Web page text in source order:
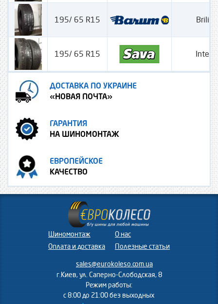
195/ 65 R15
195/ 65 R15
ДОСТАВКА ПО УКРАИНЕ
«НОВАЯ ПОЧТА»
ГАРАНТИЯ
НА ШИНОМОНТАЖ
ЕВРОПЕЙСКОЕ
КАЧЕСТВО
Шиномонтаж
Оплата и доставка
О нас
Полезные статьи
sales@eurokoleso.com.ua
г.Киев, ул. Саперно-Слободская, 8
Режим работы:
с 8:00 до 21:00 без выходных